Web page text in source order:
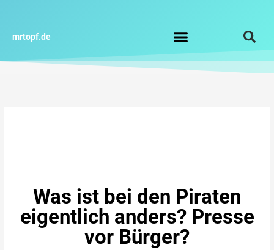
springen
mrtopf.de
Was ist bei den Piraten
eigentlich anders? Presse
vor Bürger?